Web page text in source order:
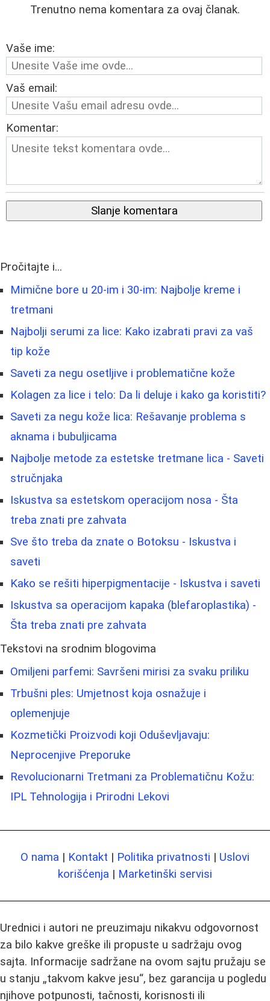
Trenutno nema komentara za ovaj članak.
Vaše ime:
Vaš email:
Komentar:
Slanje komentara
Pročitajte i...
Mimične bore u 20-im i 30-im: Najbolje kreme i
tretmani
Najbolji serumi za lice: Kako izabrati pravi za vaš
tip kože
Saveti za negu osetljive i problematične kože
Kolagen za lice i telo: Da li deluje i kako ga koristiti?
Saveti za negu kože lica: Rešavanje problema s
aknama i bubuljicama
Najbolje metode za estetske tretmane lica - Saveti
stručnjaka
Iskustva sa estetskom operacijom nosa - Šta
treba znati pre zahvata
Sve što treba da znate o Botoksu - Iskustva i
saveti
Kako se rešiti hiperpigmentacije - Iskustva i saveti
Iskustva sa operacijom kapaka (blefaroplastika) -
Šta treba znati pre zahvata
Tekstovi na srodnim blogovima
Omiljeni parfemi: Savršeni mirisi za svaku priliku
Trbušni ples: Umjetnost koja osnažuje i
oplemenjuje
Kozmetički Proizvodi koji Oduševljavaju:
Neprocenjive Preporuke
Revolucionarni Tretmani za Problematičnu Kožu:
IPL Tehnologija i Prirodni Lekovi
O nama | Kontakt | Politika privatnosti | Uslovi
korišćenja | Marketinški servisi
Urednici i autori ne preuzimaju nikakvu odgovornost
za bilo kakve greške ili propuste u sadržaju ovog
sajta. Informacije sadržane na ovom sajtu pružaju se
u stanju „takvom kakve jesu“, bez garancija u pogledu
njihove potpunosti, tačnosti, korisnosti ili